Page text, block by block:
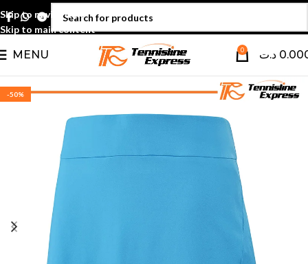
Skip to navigation
Skip to main content
MENU 0 د.ت
-50%